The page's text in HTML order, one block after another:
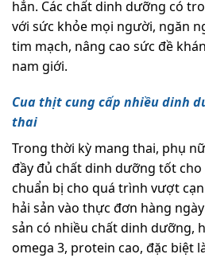
hẳn. Các chất dinh dưỡng có
với sức khỏe mọi người, ngăn
tim mạch, nâng cao sức đề
nam giới.
Cua thịt cung cấp nhiều dinh
thai
Trong thời kỳ mang thai, phụ
đầy đủ chất dinh dưỡng tốt cho
chuẩn bị cho quá trình vượt
hải sản vào thực đơn hàng
sản có nhiều chất dinh dưỡng,
omega 3, protein cao, đặc biệt